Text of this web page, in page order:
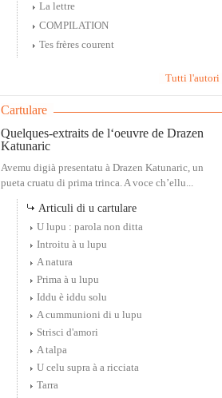
La lettre
COMPILATION
Tes frères courent
Tutti l'autori
Cartulare
Quelques-extraits de l‘oeuvre de Drazen
Katunaric
Avemu digià presentatu à Drazen Katunaric, un
pueta cruatu di prima trinca. A voce ch’ellu...
Articuli di u cartulare
U lupu : parola non ditta
Introitu à u lupu
A natura
Prima à u lupu
Iddu è iddu solu
A cummunioni di u lupu
Strisci d'amori
A talpa
U celu supra à a ricciata
Tarra